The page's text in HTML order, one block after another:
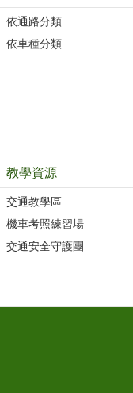
依通路分類
依車種分類
教學資源
交通教學區
機車考照練習場
交通安全守護團